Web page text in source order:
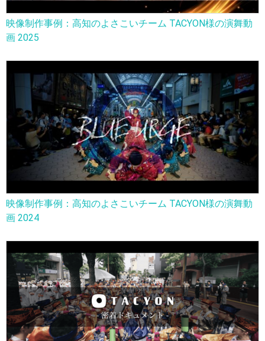
映像制作事例：高知のよさこいチーム TACYON様の演舞動
画 2025
映像制作事例：高知のよさこいチーム TACYON様の演舞動
画 2024